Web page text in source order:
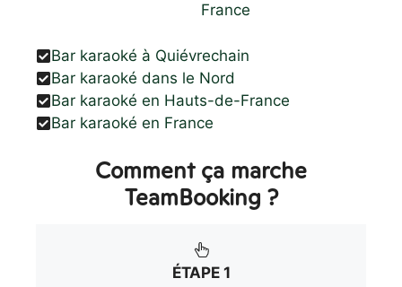
France
Bar karaoké à Quiévrechain
Bar karaoké dans le Nord
Bar karaoké en Hauts-de-France
Bar karaoké en France
Comment ça marche
TeamBooking ?
ÉTAPE 1